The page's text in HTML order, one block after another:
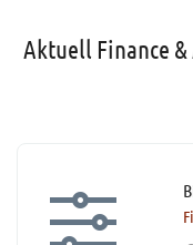
Aktuell Finance